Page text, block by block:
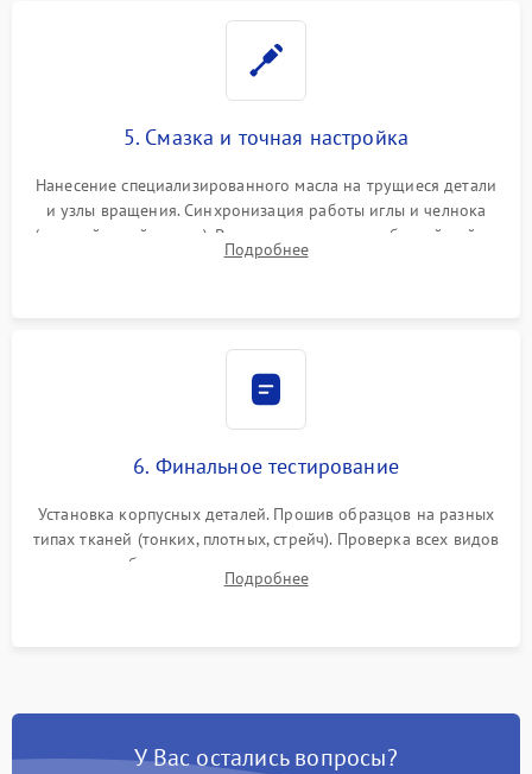
5. Смазка и точная настройка
Нанесение специализированного масла на трущиеся детали
и узлы вращения. Синхронизация работы иглы и челнока
(настройка таймингов). Регулировка высоты зубчатой рейки,
центровка игловодителя и калибровка натяжителей верхней
Подробнее
6. Финальное тестирование
Установка корпусных деталей. Прошив образцов на разных
типах тканей (тонких, плотных, стрейч). Проверка всех видов
строчек, работы реверса, выметывания петли и намотчика
шпульки. Контроль плавности хода и отсутствия
Подробнее
У Вас остались вопросы?